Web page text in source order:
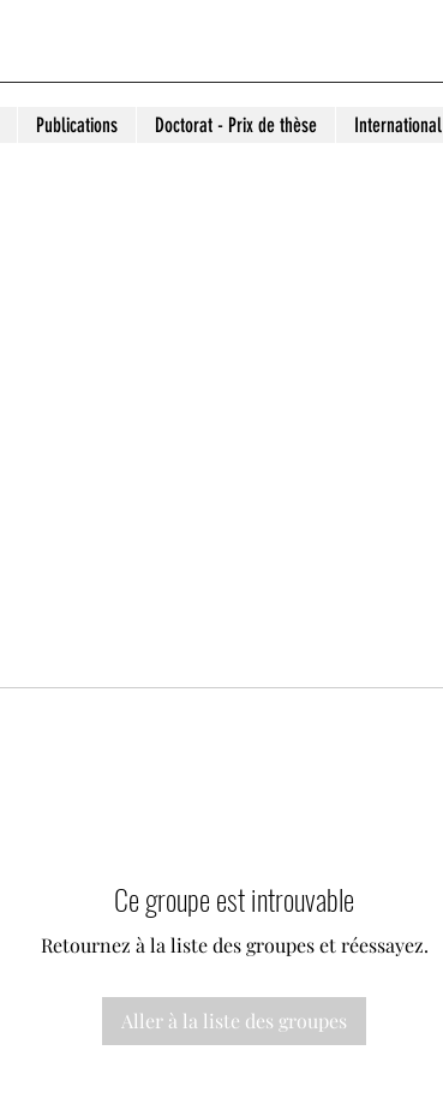
Publications Doctorat - Prix de thèse International
Ce groupe est introuvable
Retournez à la liste des groupes et réessayez.
Aller à la liste des groupes